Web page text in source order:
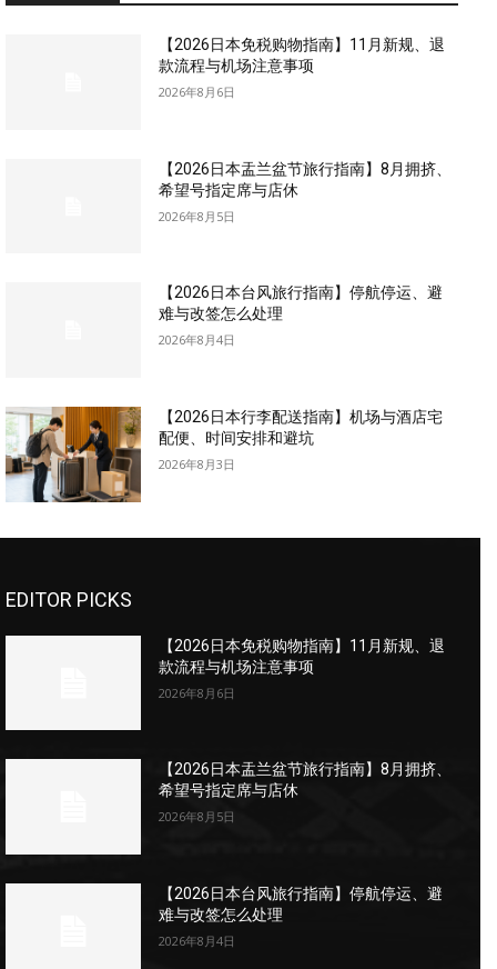
【2026日本免税购物指南】11月新规、退
款流程与机场注意事项
2026年8月6日
【2026日本盂兰盆节旅行指南】8月拥挤、
希望号指定席与店休
2026年8月5日
【2026日本台风旅行指南】停航停运、避
难与改签怎么处理
2026年8月4日
【2026日本行李配送指南】机场与酒店宅
配便、时间安排和避坑
2026年8月3日
EDITOR PICKS
【2026日本免税购物指南】11月新规、退
款流程与机场注意事项
2026年8月6日
【2026日本盂兰盆节旅行指南】8月拥挤、
希望号指定席与店休
2026年8月5日
【2026日本台风旅行指南】停航停运、避
难与改签怎么处理
2026年8月4日